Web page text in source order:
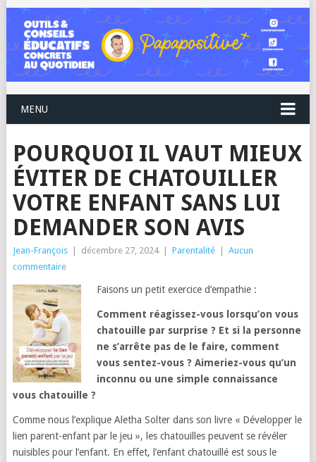
MENU
POURQUOI IL VAUT MIEUX
ÉVITER DE CHATOUILLER
VOTRE ENFANT SANS LUI
DEMANDER SON AVIS
Jean-François décembre 27, 2024 Parentalité
Aucun
commentaire
Faisons un petit exercice d’empathie :
Comment réagissez-vous lorsqu’on vous
chatouille par surprise ? Et si la personne
ne s’arrête pas de le faire, comment
vous sentez-vous ? Aimeriez-vous qu’un
inconnu ou une simple connaissance
vous chatouille ?
Comme nous l’explique Aletha Solter dans son livre « Développer le
lien parent-enfant par le jeu », les chatouilles peuvent se révéler
nuisibles pour l’enfant. En effet, l’enfant chatouillé est sous le